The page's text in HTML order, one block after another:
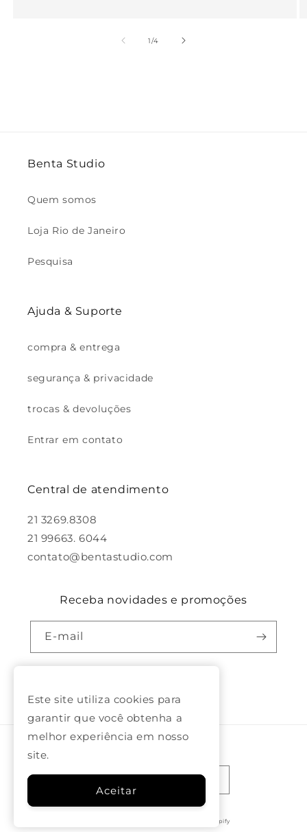
1/de
4
Benta Studio
Quem somos
Loja Rio de Janeiro
Pesquisa
Ajuda & Suporte
compra & entrega
segurança & privacidade
trocas & devoluções
Entrar em contato
Central de atendimento
21 3269.8308
21 99663. 6044
contato@bentastudio.com
Receba novidades e promoções
E-mail
FacebookPinterestInstagram
Com tecnologia da Shopify
Este site utiliza cookies para
garantir que você obtenha a
melhor experiência em nosso
site.
Aceitar